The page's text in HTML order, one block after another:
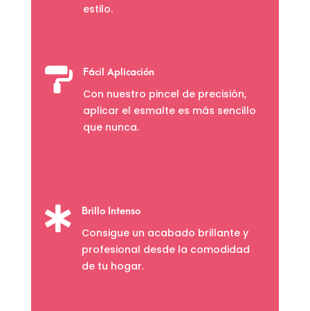
estilo.
 Fácil Aplicación
Con nuestro pincel de precisión,
aplicar el esmalte es más sencillo
que nunca.
 Brillo Intenso
Consigue un acabado brillante y
profesional desde la comodidad
de tu hogar.